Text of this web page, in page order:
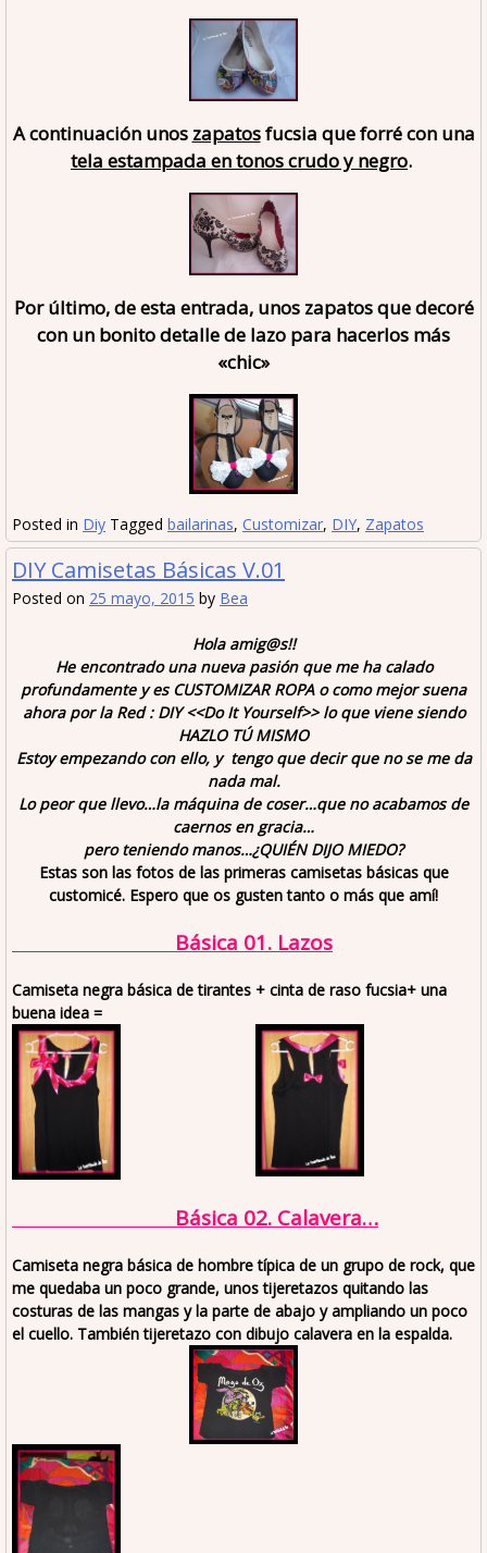
A continuación unos zapatosfucsia que forré con una
tela estampada en tonos crudo y negro.
Por último, de esta entrada, unos zapatos que decoré
con un bonito detalle de lazo para hacerlos más
«chic»
Posted in Diy Tagged bailarinas, Customizar, DIY, Zapatos
DIY Camisetas Básicas V.01
Posted on 25 mayo, 2015 by Bea
Hola amig@s!!
He encontrado una nueva pasión que me ha calado
profundamente y es CUSTOMIZAR ROPA o como mejor suena
ahora por la Red : DIY <<Do It Yourself>> lo que viene siendo
HAZLO TÚ MISMO
Estoy empezando con ello, y tengo que decir que no se me da
nada mal.
Lo peor que llevo…la máquina de coser…que no acabamos de
caernos en gracia…
pero teniendo manos…¿QUIÉN DIJO MIEDO?
Estas son las fotos de las primeras camisetas básicas que
customicé. Espero que os gusten tanto o más que amí!
Básica 01. Lazos
Camiseta negra básica de tirantes + cinta de raso fucsia+ una
buena idea =
Básica 02. Calavera…
Camiseta negra básica de hombre típica de un grupo de rock, que
me quedaba un poco grande, unos tijeretazos quitando las
costuras de las mangas y la parte de abajo y ampliando un poco
el cuello. También tijeretazo con dibujo calavera en la espalda.